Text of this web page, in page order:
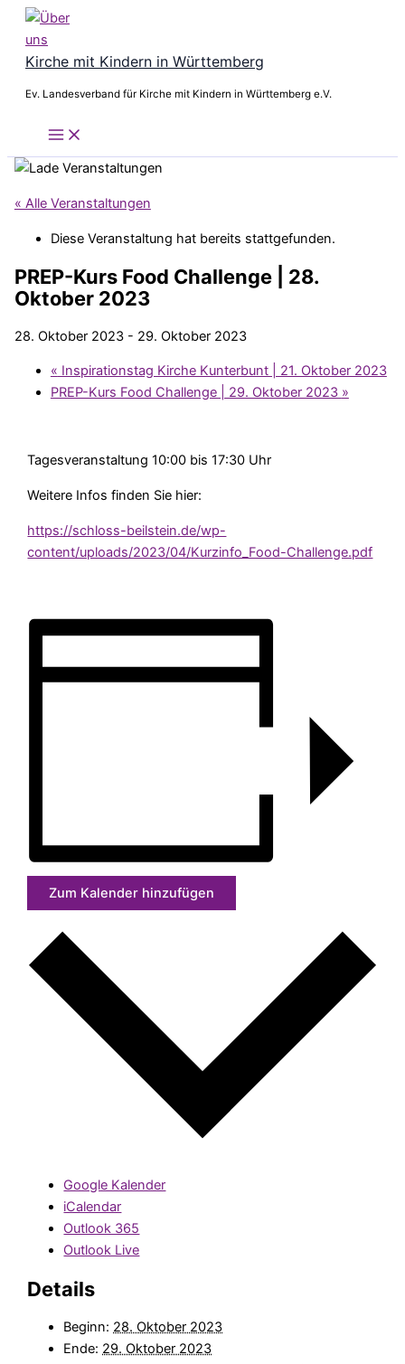
Zum
springen
Kirche mit Kindern in Württemberg
Ev. Landesverband für Kirche mit Kindern in Württemberg e.V.
« Alle Veranstaltungen
Diese Veranstaltung hat bereits stattgefunden.
PREP-Kurs Food Challenge | 28.
Oktober 2023
28. Oktober 2023- 29. Oktober 2023
« Inspirationstag Kirche Kunterbunt | 21. Oktober 2023
PREP-Kurs Food Challenge | 29. Oktober 2023 »
Tagesveranstaltung 10:00 bis 17:30 Uhr
Weitere Infos finden Sie hier:
https://schloss-beilstein.de/wp-
content/uploads/2023/04/Kurzinfo_Food-Challenge.pdf
Zum Kalender hinzufügen
Google Kalender
iCalendar
Outlook 365
Outlook Live
Details
Beginn: 28. Oktober 2023
Ende: 29. Oktober 2023